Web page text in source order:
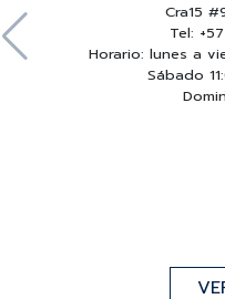
Cra15
Tel:
Horario: lunes a
Sábado